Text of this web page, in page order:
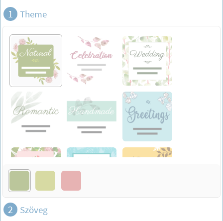
1 Theme
2 Szöveg